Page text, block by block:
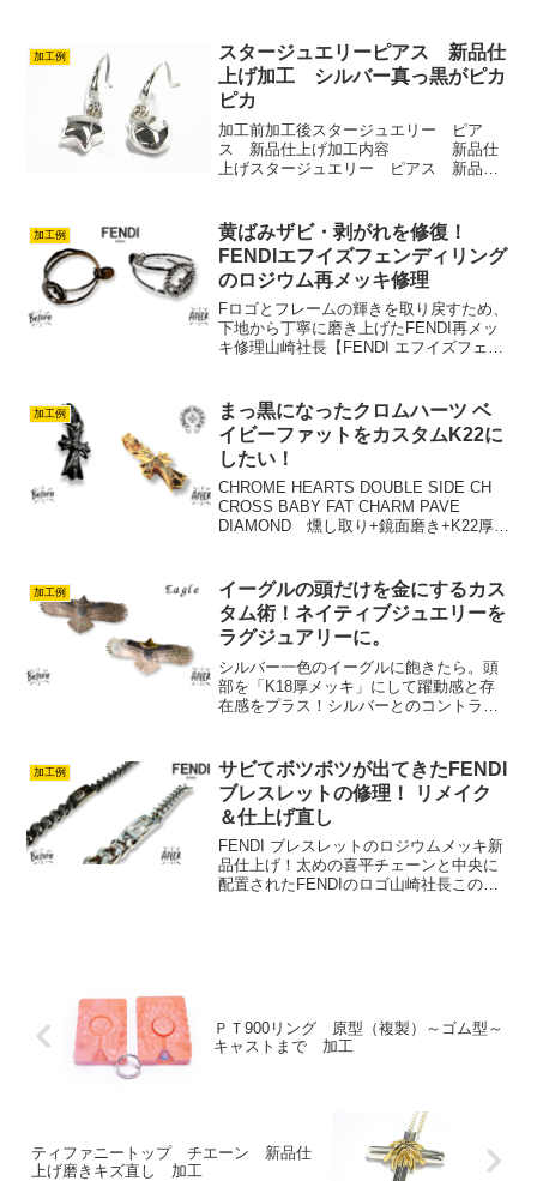
加工例
スタージュエリーピアス 新品仕
上げ加工 シルバー真っ黒がピカ
ピカ
加工前加工後スタージュエリー ピア
ス 新品仕上げ加工内容 新品仕
上げスタージュエリー ピアス 新品仕
らも１９歳の時お父様から頂いたシルバ
ー製品！女の子は１９歳にシ...
加工例
黄ばみザビ・剥がれを修復！
FENDIエフイズフェンディリング
のロジウム再メッキ修理
Fロゴとフレームの輝きを取り戻すため、
下地から丁寧に磨き上げたFENDI再メッ
キ修理山崎社長【FENDI エフイズフェン
ト■ 加工前の状態今回お預かりしたF...
加工例
まっ黒になったクロムハーツ ベ
イビーファットをカスタムK22に
したい！
CHROME HEARTS DOUBLE SIDE CH
CROSS BABY FAT CHARM PAVE
DIAMOND 燻し取り+鏡面磨き+K22厚メ
ブルサ...
加工例
イーグルの頭だけを金にするカス
タム術！ネイティブジュエリーを
ラグジュアリーに。
シルバー一色のイーグルに飽きたら。頭
部を「K18厚メッキ」にして躍動感と存
在感をプラス！シルバーとのコントラス
らこそ「賢い選択」を。ネイティブジュ
エリーの象徴、イーグ...
加工例
サビてボツボツが出てきたFENDI
ブレスレットの修理！ リメイク
＆仕上げ直し
FENDI ブレスレットのロジウムメッキ新
品仕上げ！太めの喜平チェーンと中央に
配置されたFENDIのロゴ山崎社長この度
ＰＴ900リング 原型（複製）～ゴム型～
キャストまで 加工
ティファニートップ チエーン 新品仕
上げ磨きキズ直し 加工